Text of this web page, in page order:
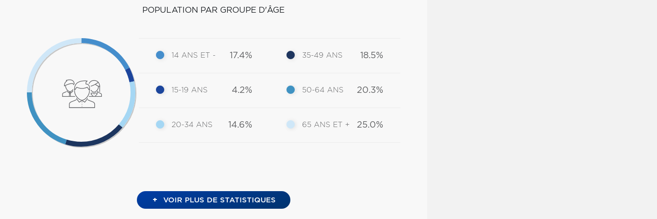
POPULATION PAR GROUPE D'ÂGE
14 ANS ET - 17.4%
15-19 ANS 4.2%
20-34 ANS 14.6%
35-49 ANS 18.5%
50-64 ANS 20.3%
65 ANS ET + 25.0%
+ VOIR PLUS DE STATISTIQUES